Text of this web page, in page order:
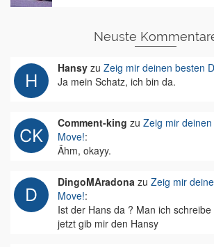
Neuste
Hansy zu Zeig mir deinen besten
Ja mein Schatz, ich bin da.
Comment-king zu Zeig mir
Move!:
Ähm, okayy.
DingoMAradona zu Zeig mir
Move!:
Ist der Hans da ? Man ich
jetzt gib mir den Hansy